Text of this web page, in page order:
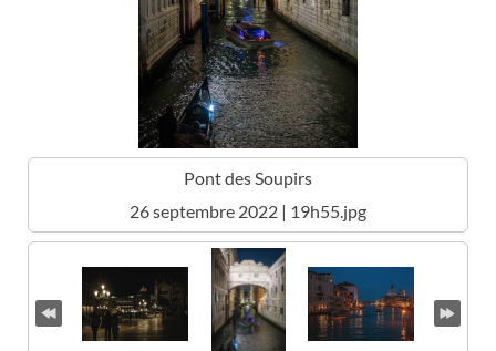
Pont des Soupirs
26 septembre 2022 | 19h55.jpg